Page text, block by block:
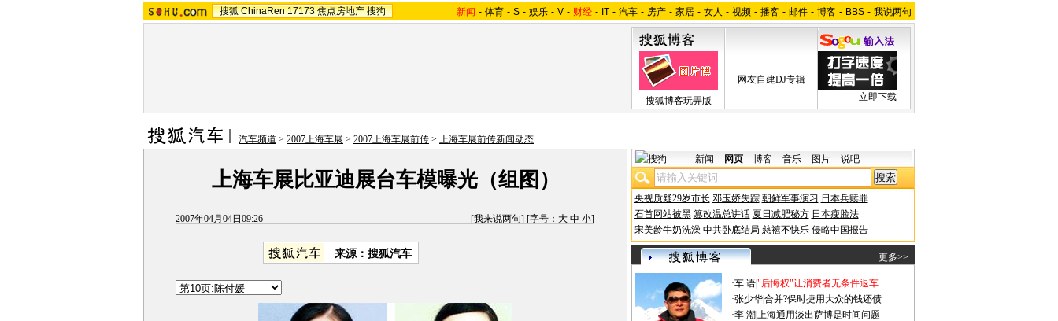
搜狐 ChinaRen 17173 焦点房地产 搜狗 新闻 - 体育 - S - 娱乐 - V - 财经 - IT - 汽车 - 房产 - 家居 - 女人 - 视频 - 播客 - 邮件 - 博客 - BBS - 我说两句
搜狐博客玩弄版
网友自建DJ专辑
立即下载
汽车频道 > 2007上海车展 > 2007上海车展前传 > 上海车展前传新闻动态
上海车展比亚迪展台车模曝光（组图）
2007年04月04日09:26 [我来说两句] [字号： 大 中 小]
来源：搜狐汽车
新闻 网页 博客 音乐 图片 说吧
央视质疑29岁市长 邓玉娇失踪 朝鲜军事演习 日本兵赎罪
石首网站被黑 篡改温总讲话 夏日减肥秘方 日本瘦脸法
宋美龄牛奶洗澡 中共卧底结局 慈禧不快乐 侵略中国报告
更多>>
·车 语|"后悔权"让消费者无条件退车
·张少华|合并?保时捷用大众的钱还债
·李 潮 上海通用淡出萨博是时间问题